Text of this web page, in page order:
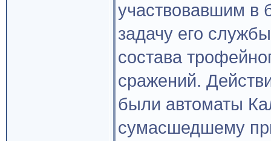
участвовавшим в
задачу его
состава
сражений.
были автоматы
сумасшедшему